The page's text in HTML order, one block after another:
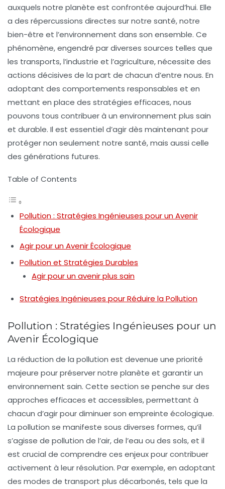
auxquels notre planète est confrontée aujourd’hui. Elle
a des répercussions directes sur notre santé, notre
bien-être et l’environnement dans son ensemble. Ce
phénomène, engendré par diverses sources telles que
les transports, l’industrie et l’agriculture, nécessite des
actions décisives de la part de chacun d’entre nous. En
adoptant des comportements responsables et en
mettant en place des stratégies efficaces, nous
pouvons tous contribuer à un environnement plus sain
et durable. Il est essentiel d’agir dès maintenant pour
protéger non seulement notre santé, mais aussi celle
des générations futures.
Table of Contents
Pollution : Stratégies Ingénieuses pour un Avenir
Écologique
Agir pour un Avenir Écologique
Pollution et Stratégies Durables
Agir pour un avenir plus sain
Stratégies Ingénieuses pour Réduire la Pollution
Pollution : Stratégies Ingénieuses pour un
Avenir Écologique
La réduction de la pollution est devenue une priorité
majeure pour préserver notre planète et garantir un
environnement sain. Cette section se penche sur des
approches efficaces et accessibles, permettant à
chacun d’agir pour diminuer son empreinte écologique.
La pollution se manifeste sous diverses formes, qu’il
s’agisse de pollution de l’air, de l’eau ou des sols, et il
est crucial de comprendre ces enjeux pour contribuer
activement à leur résolution. Par exemple, en adoptant
des modes de transport plus décarbonés, tels que la